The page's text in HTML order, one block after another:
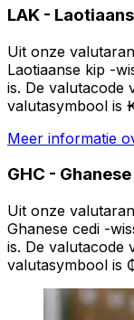
LAK -
Uit onze
Laotiaanse kip -
is. De valutacode
valutasymbool is
Meer informatie
GHC -
Uit onze
Ghanese cedi -
is. De valutacode
valutasymbool is